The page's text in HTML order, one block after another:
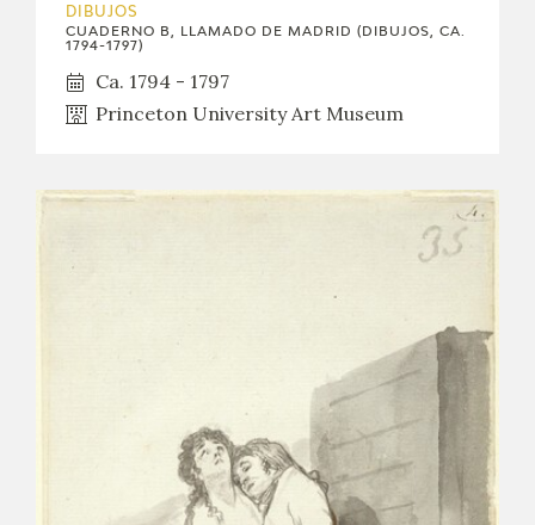
DIBUJOS
CUADERNO B, LLAMADO DE MADRID (DIBUJOS, CA.
1794-1797)
Ca. 1794 - 1797
Princeton University Art Museum